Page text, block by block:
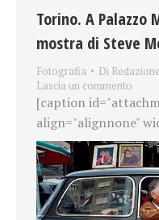
Torino. A Palazzo
mostra di Steve
Fotografia Di Redazione
Lascia un commento
[caption
align="alignnone"